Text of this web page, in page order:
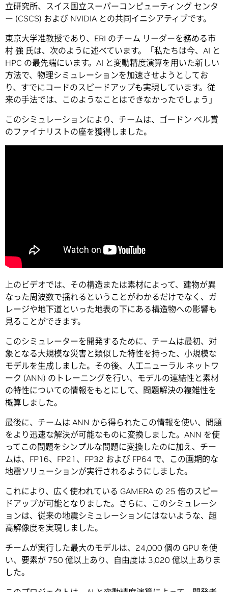
立研究所、スイス国立スーパーコンピューティング センタ
ー (CSCS) および NVIDIA との共同イニシアティブです。
東京大学准教授であり、ERI のチーム リーダーを務める市
村 強 氏は、次のように述べています。「私たちは今、AI と
HPC の最先端にいます。AI と変動精度演算を用いた新しい
方法で、物理シミュレーションを加速させようとしてお
り、すでにコードのスピードアップも実現しています。従
来の手法では、このようなことはできなかったでしょう」
このシミュレーションにより、チームは、ゴードン ベル賞
のファイナリストの座を獲得しました。
上のビデオでは、その構造または素材によって、建物が異
なった周波数で揺れるということがわかるだけでなく、ガ
レージや地下道といった地表の下にある構造物への影響も
見ることができます。
このシミュレーターを開発するために、チームは最初、対
象となる大規模な災害と類似した特性を持った、小規模な
モデルを生成しました。その後、人工ニューラル ネットワ
ーク (ANN) のトレーニングを行い、モデルの連結性と素材
の特性についての情報をもとにして、問題解決の複雑性を
概算しました。
最後に、チームは ANN から得られたこの情報を使い、問題
をより迅速な解決が可能なものに変換しました。ANN を使
ってこの問題をシンプルな問題に変換したのに加え、チー
ムは、FP16、FP21、FP32 および FP64 で、この画期的な
地震ソリューションが実行されるようにしました。
これにより、広く使われている GAMERA の 25 倍のスピー
ドアップが可能となりました。さらに、このシミュレーシ
ョンは、従来の地震シミュレーションにはないような、超
高解像度を実現しました。
チームが実行した最大のモデルは、24,000 個の GPU を使
い、要素が 750 億以上あり、自由度は 3,020 億以上ありま
した。